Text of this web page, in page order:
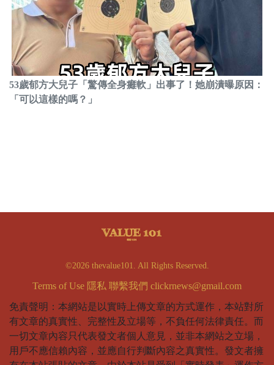
53歲郁方大兒子「驚傳全身癱軟」出事了！她崩潰曝原因：
「可以這樣的嗎？」
©2026 thevalue101. All Rights Reserved.
Terms of Use 隱私 聯繫我們 clickrnews@gmail.com
免責聲明：本網站是以實時上傳文章的方式運作，本站對所
有文章的真實性、完整性及立場等，不負任何法律責任。而
一切文章內容只代表發文者個人意見，並非本網站之立場，
用戶不應信賴內容，並應自行判斷內容之真實性。發文者擁